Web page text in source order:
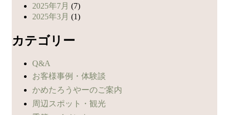
2025年7月 (7)
2025年3月 (1)
カテゴリー
Q&A
お客様事例・体験談
かめたろうやーのご案内
周辺スポット・観光